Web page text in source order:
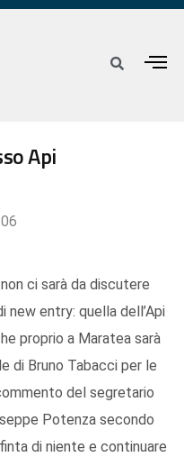
Api
ci sarà da discutere
new entry: quella dell’Api
proprio a Maratea sarà
di Bruno Tabacci per le
del segretario
Potenza secondo
di niente e continuare